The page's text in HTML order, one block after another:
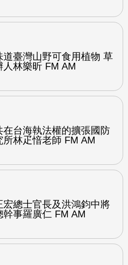
道臺灣山野可食用植物 草
人林樂昕 FM AM
在台海執法權的擴張國防
所林疋愔老師 FM AM
宏總士官長及洪鴻鈞中將
幹事羅廣仁 FM AM